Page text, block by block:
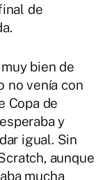
de
bien de
no venía con
Copa de
y
igual. Sin
aunque
mucha